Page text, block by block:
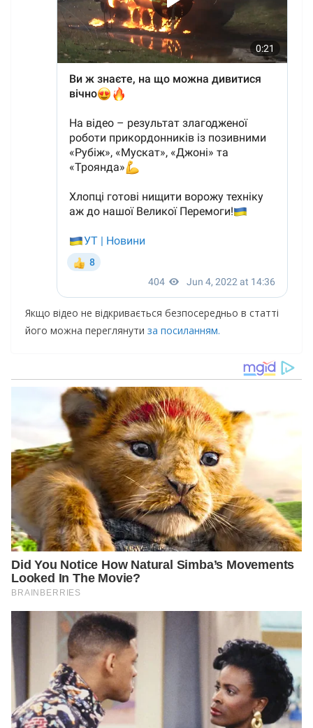
Якщо відео не відкривається безпосередньо в статті
його можна переглянути за посиланням.